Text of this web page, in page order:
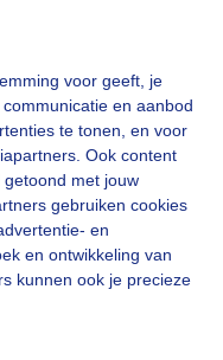
voor geeft, je
en aanbod
te tonen, en voor
Ook content
met jouw
gebruiken cookies
en
en ontwikkeling van
kunnen ook je precieze